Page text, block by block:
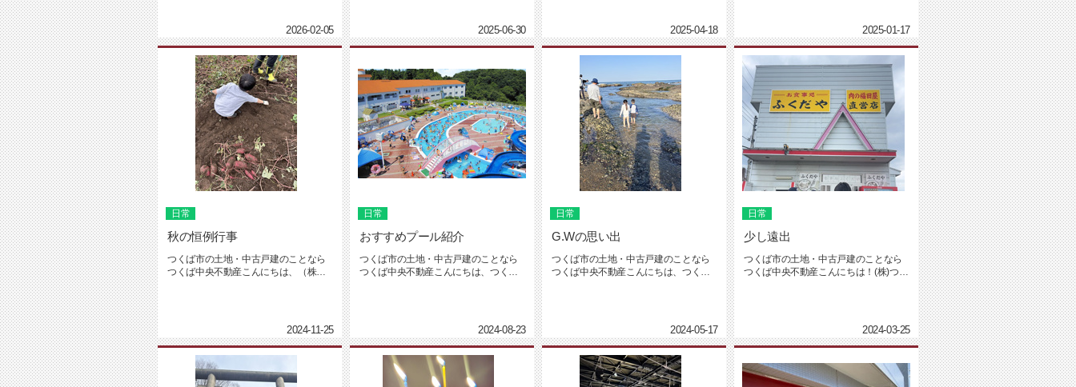
2026-02-05 2025-06-30 2025-04-18 2025-01-17
日常
秋の恒例行事
つくば市の土地・中古戸建のことなら
つくば中央不動産こんにちは、（株）
2024-11-25
日常
おすすめプール紹介
つくば市の土地・中古戸建のことなら
つくば中央不動産こんにちは、つくば
2024-08-23
日常
G.Wの思い出
つくば市の土地・中古戸建のことなら
つくば中央不動産こんにちは、つくば
2024-05-17
日常
少し遠出
つくば市の土地・中古戸建のことなら
つくば中央不動産こんにちは！(株)つく
2024-03-25